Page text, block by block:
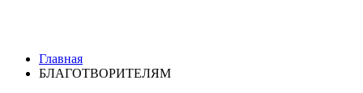
Главная
БЛАГОТВОРИТЕЛЯМ